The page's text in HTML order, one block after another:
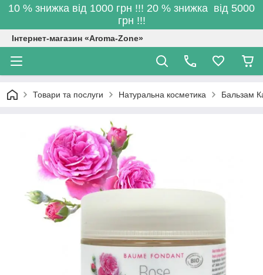
10 % знижка від 1000 грн !!! 20 % знижка від 5000
грн !!!
Інтернет-магазин «Aroma-Zone»
Товари та послуги Натуральна косметика Бальзам